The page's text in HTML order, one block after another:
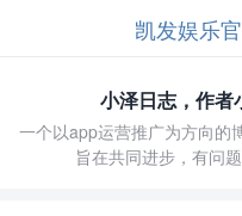
凯发娱乐
小泽日志，作者
一个以app运营推广为方向的
旨在共同进步，有问